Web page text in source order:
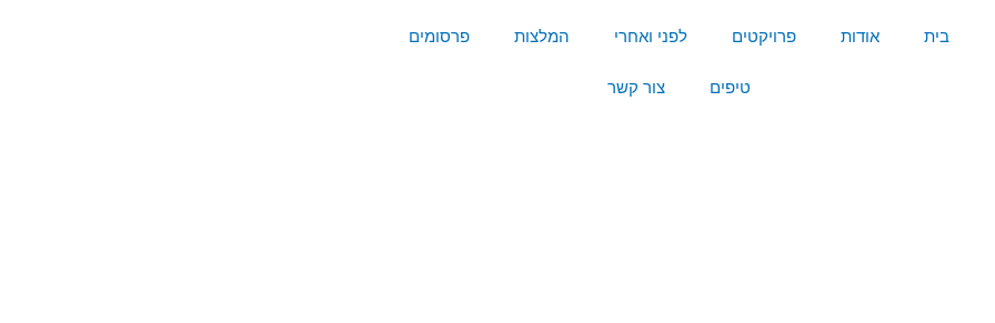
לתפריטבית אודות פרויקטים לפני ואחרי המלצות פרסומים
טיפים צור קשר